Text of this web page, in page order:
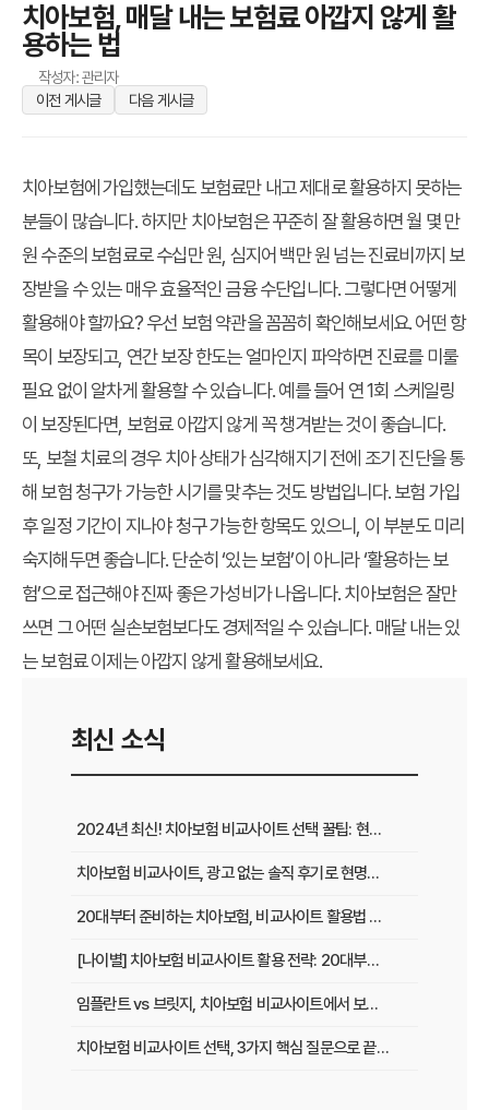
치아보험, 매달 내는 보험료 아깝지 않게 활
용하는 법
작성자: 관리자
이전 게시글
다음 게시글
치아보험에 가입했는데도 보험료만 내고 제대로 활용하지 못하는
분들이 많습니다. 하지만 치아보험은 꾸준히 잘 활용하면 월 몇 만
원 수준의 보험료로 수십만 원, 심지어 백만 원 넘는 진료비까지 보
장받을 수 있는 매우 효율적인 금융 수단입니다. 그렇다면 어떻게
활용해야 할까요? 우선 보험 약관을 꼼꼼히 확인해보세요. 어떤 항
목이 보장되고, 연간 보장 한도는 얼마인지 파악하면 진료를 미룰
필요 없이 알차게 활용할 수 있습니다. 예를 들어 연 1회 스케일링
이 보장된다면, 보험료 아깝지 않게 꼭 챙겨받는 것이 좋습니다.
또, 보철 치료의 경우 치아 상태가 심각해지기 전에 조기 진단을 통
해 보험 청구가 가능한 시기를 맞추는 것도 방법입니다. 보험 가입
후 일정 기간이 지나야 청구 가능한 항목도 있으니, 이 부분도 미리
숙지해두면 좋습니다. 단순히 ‘있는 보험’이 아니라 ‘활용하는 보
험’으로 접근해야 진짜 좋은 가성비가 나옵니다. 치아보험은 잘만
쓰면 그 어떤 실손보험보다도 경제적일 수 있습니다. 매달 내는 있
는 보험료 이제는 아깝지 않게 활용해보세요.
최신 소식
2024년 최신! 치아보험 비교사이트 선택 꿀팁: 현명한 가입 전략 완벽 분석
치아보험 비교사이트, 광고 없는 솔직 후기로 현명하게 선택하는 법
20대부터 준비하는 치아보험, 비교사이트 활용법 A to Z
[나이별] 치아보험 비교사이트 활용 전략: 20대부터 60대까지 맞춤 가이드
임플란트 vs 브릿지, 치아보험 비교사이트에서 보장 범위 꼼꼼하게 확인하는 꿀팁
치아보험 비교사이트 선택, 3가지 핵심 질문으로 끝내기